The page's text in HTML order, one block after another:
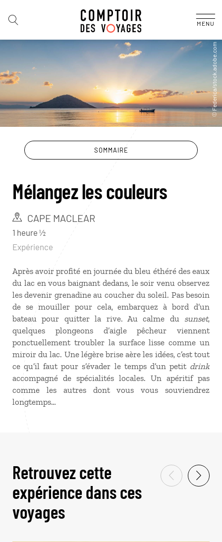
MENU
SOMMAIRE
Mélangez les couleurs
CAPE MACLEAR
1 heure ½
Expérience
Après avoir profité en journée du bleu éthéré des eaux
du lac en vous baignant dedans, le soir venu observez
les devenir grenadine au coucher du soleil. Pas besoin
de se mouiller pour cela, embarquez à bord d’un
bateau pour quitter la rive. Au calme du sunset,
quelques plongeons d’aigle pêcheur viennent
ponctuellement troubler la surface lisse comme un
miroir du lac. Une légère brise aère les idées, c’est tout
ce qu’il faut pour s’évader le temps d’un petit drink
accompagné de spécialités locales. Un apéritif pas
comme les autres dont vous vous souviendrez
longtemps…
Retrouvez cette
expérience dans ces
voyages